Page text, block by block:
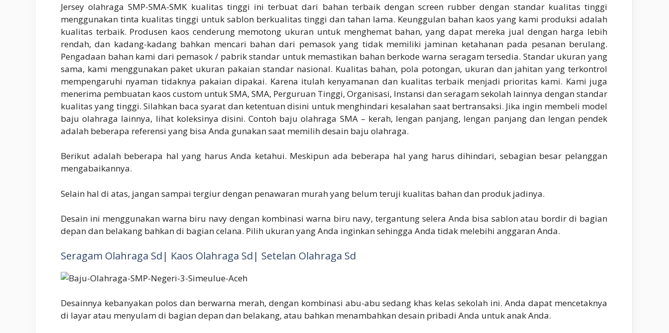
Jersey olahraga SMP-SMA-SMK kualitas tinggi ini terbuat dari bahan terbaik dengan screen rubber dengan standar kualitas tinggi
menggunakan tinta kualitas tinggi untuk sablon berkualitas tinggi dan tahan lama. Keunggulan bahan kaos yang kami produksi adalah
kualitas terbaik. Produsen kaos cenderung memotong ukuran untuk menghemat bahan, yang dapat mereka jual dengan harga lebih
rendah, dan kadang-kadang bahkan mencari bahan dari pemasok yang tidak memiliki jaminan ketahanan pada pesanan berulang.
Pengadaan bahan kami dari pemasok / pabrik standar untuk memastikan bahan berkode warna seragam tersedia. Standar ukuran yang
sama, kami menggunakan paket ukuran pakaian standar nasional. Kualitas bahan, pola potongan, ukuran dan jahitan yang terkontrol
mempengaruhi nyaman tidaknya pakaian dipakai. Karena itulah kenyamanan dan kualitas terbaik menjadi prioritas kami. Kami juga
menerima pembuatan kaos custom untuk SMA, SMA, Perguruan Tinggi, Organisasi, Instansi dan seragam sekolah lainnya dengan standar
kualitas yang tinggi. Silahkan baca syarat dan ketentuan disini untuk menghindari kesalahan saat bertransaksi. Jika ingin membeli model
baju olahraga lainnya, lihat koleksinya disini. Contoh baju olahraga SMA – kerah, lengan panjang, lengan panjang dan lengan pendek
adalah beberapa referensi yang bisa Anda gunakan saat memilih desain baju olahraga.
Berikut adalah beberapa hal yang harus Anda ketahui. Meskipun ada beberapa hal yang harus dihindari, sebagian besar pelanggan
mengabaikannya.
Selain hal di atas, jangan sampai tergiur dengan penawaran murah yang belum teruji kualitas bahan dan produk jadinya.
Desain ini menggunakan warna biru navy dengan kombinasi warna biru navy, tergantung selera Anda bisa sablon atau bordir di bagian
depan dan belakang bahkan di bagian celana. Pilih ukuran yang Anda inginkan sehingga Anda tidak melebihi anggaran Anda.
Seragam Olahraga Sd| Kaos Olahraga Sd| Setelan Olahraga Sd
Desainnya kebanyakan polos dan berwarna merah, dengan kombinasi abu-abu sedang khas kelas sekolah ini. Anda dapat mencetaknya
di layar atau menyulam di bagian depan dan belakang, atau bahkan menambahkan desain pribadi Anda untuk anak Anda.